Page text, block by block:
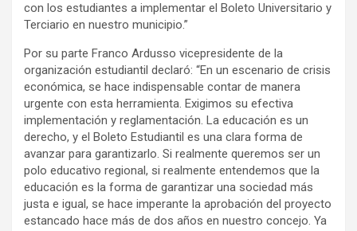
con los estudiantes a implementar el Boleto Universitario y
Terciario en nuestro municipio.”
Por su parte Franco Ardusso vicepresidente de la
organización estudiantil declaró: “En un escenario de crisis
económica, se hace indispensable contar de manera
urgente con esta herramienta. Exigimos su efectiva
implementación y reglamentación. La educación es un
derecho, y el Boleto Estudiantil es una clara forma de
avanzar para garantizarlo. Si realmente queremos ser un
polo educativo regional, si realmente entendemos que la
educación es la forma de garantizar una sociedad más
justa e igual, se hace imperante la aprobación del proyecto
estancado hace más de dos años en nuestro concejo. Ya